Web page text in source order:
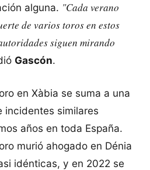
alguna. "Cada verano
de varios toros en estos
siguen mirando
Gascón.
en Xàbia se suma a una
incidentes similares
años en toda España.
murió ahogado en Dénia
idénticas, y en 2022 se